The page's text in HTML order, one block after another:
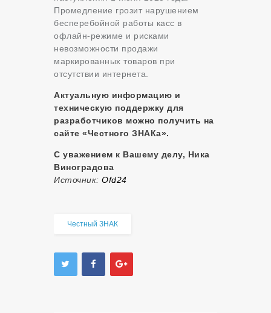
Промедление грозит нарушением
бесперебойной работы касс в
офлайн-режиме и рисками
невозможности продажи
маркированных товаров при
отсутствии интернета.
Актуальную информацию и
техническую поддержку для
разработчиков можно получить на
сайте «Честного ЗНАКа».
С уважением к Вашему делу, Ника
Виноградова
Источник: Оfd24
Честный ЗНАК